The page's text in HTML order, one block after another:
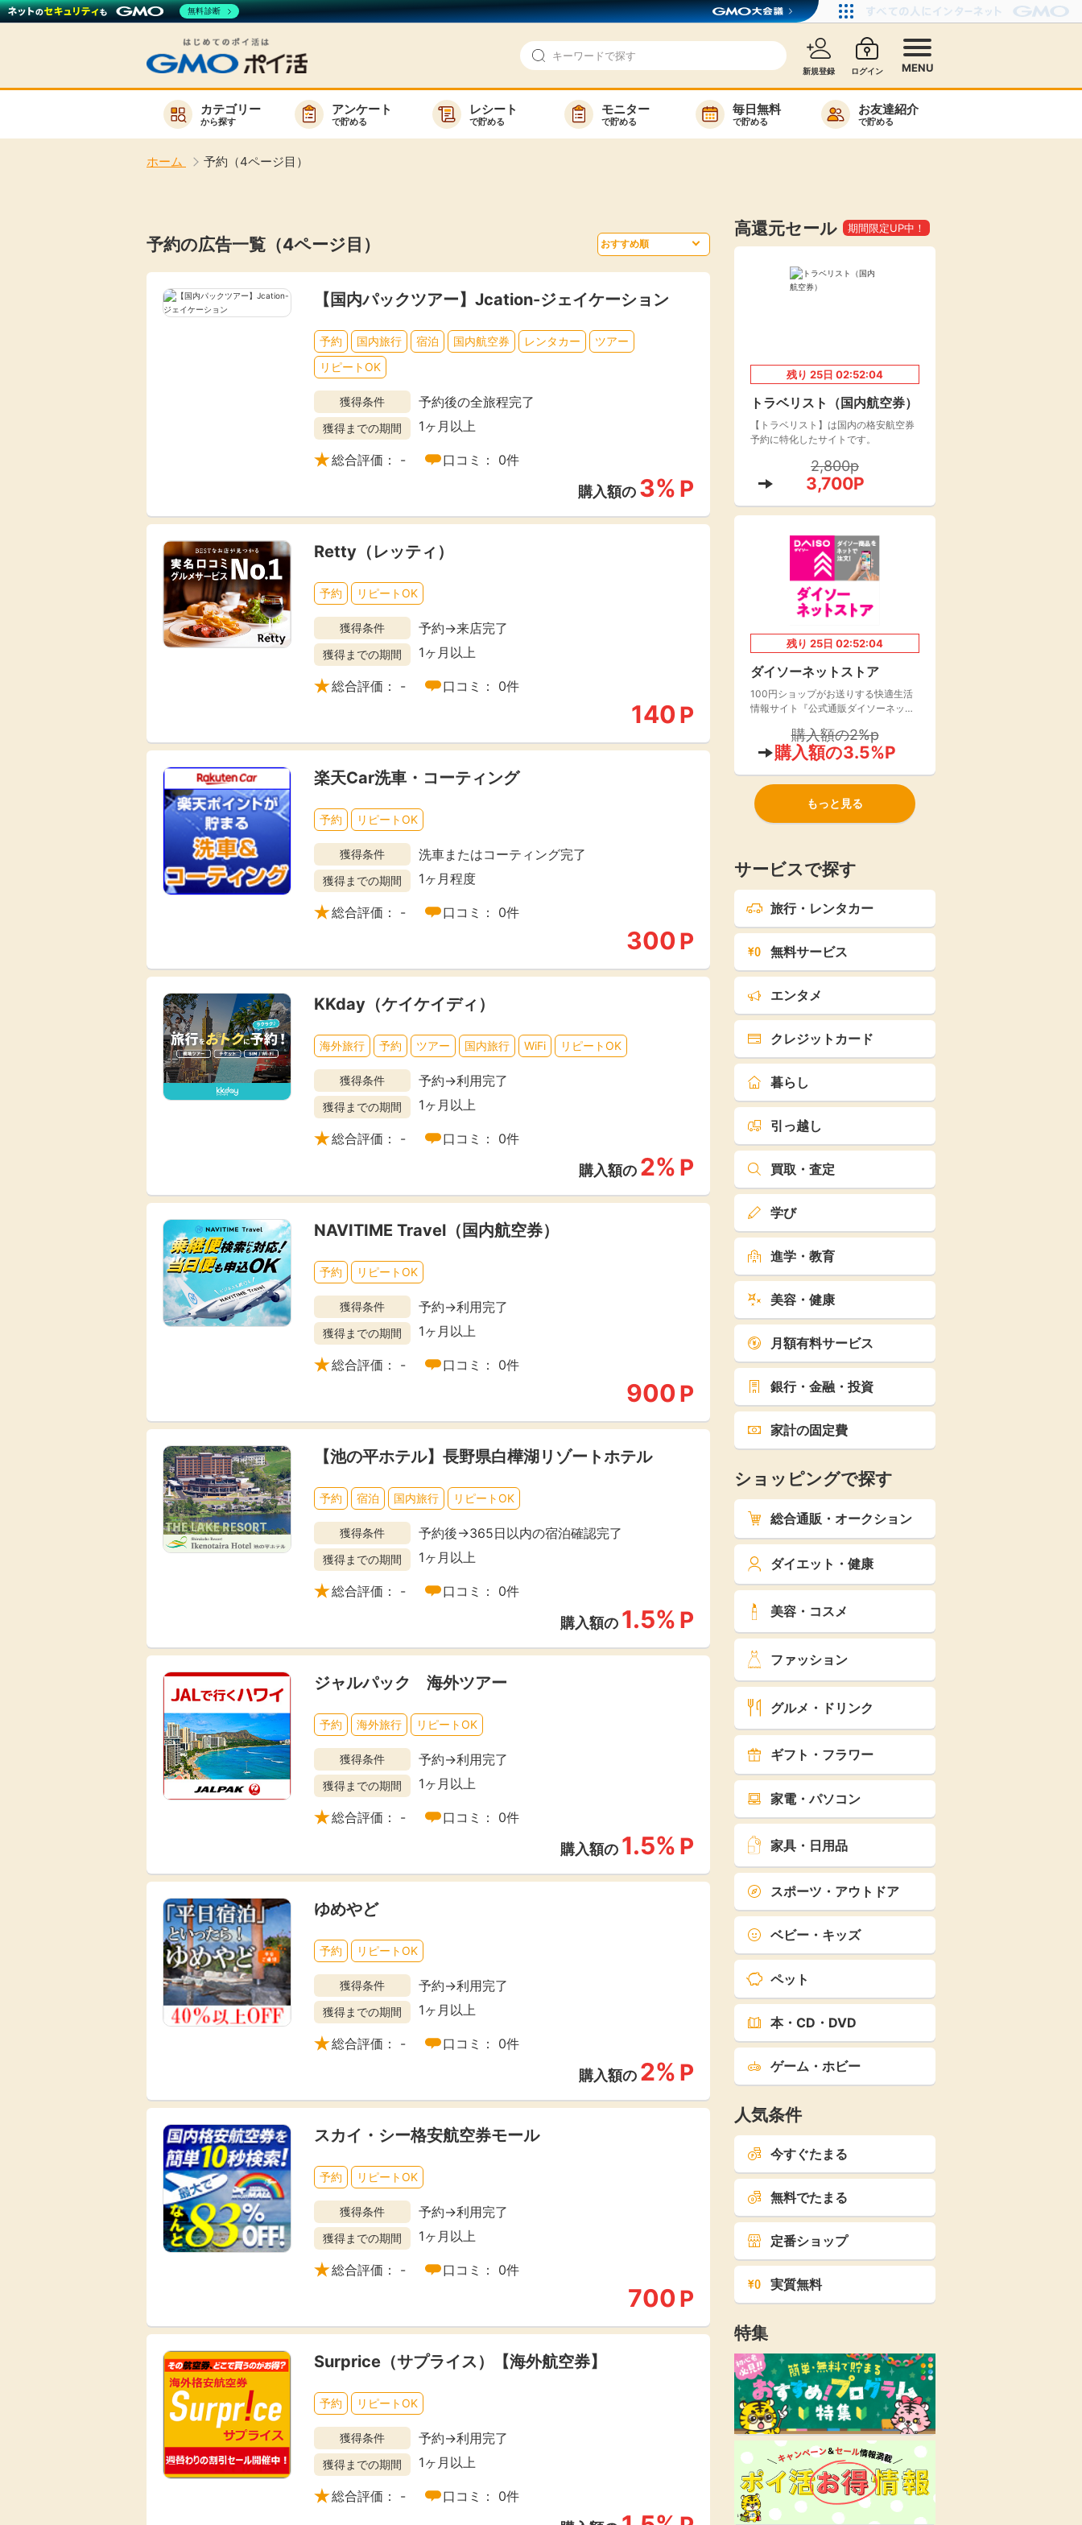
新規登録 ログイン MENU
お知らせ
新着
無料 買い物
モニター
GMOポイ活の使い方 ヘルプセンター
カテゴリー
から探す
アンケート
で貯める
レシート
で貯める
モニター
で貯める
毎日無料
で貯める
お友達紹介
で貯める
ホーム 予約（4ページ目）
楽天証券
340P
楽天ビューティ
購入額の0.7%P 購入額の1%P
楽天toto【無料利
楽天レシピ
100P
その他の楽天サービス
カテゴリーから検索
新着
アンケート レシ活
ポイ活
お得情報
（貯まる・使えるお店）
キャンペーン
情報
予約の広告一覧（4ページ目）
【国内パックツアー】Jcation-ジェイケーション
予約 国内旅行 宿泊 国内航空券 レンタカー
ツアー
リピートOK
獲得条件 予約後の全旅程完了
獲得までの期間 1ヶ月以上
総合評価： - 口コミ： 0件
購入額の 3% P
Retty（レッティ）
予約 リピートOK
獲得条件 予約→来店完了
獲得までの期間 1ヶ月以上
総合評価： - 口コミ： 0件
140 P
楽天Car洗車・コーティング
予約 リピートOK
獲得条件 洗車またはコーティング完了
獲得までの期間 1ヶ月程度
総合評価： - 口コミ： 0件
300 P
KKday（ケイケイディ）
海外旅行 予約 ツアー 国内旅行 WiFi リピートOK
獲得条件 予約→利用完了
獲得までの期間 1ヶ月以上
総合評価： - 口コミ： 0件
購入額の 2% P
NAVITIME Travel（国内航空券）
予約 リピートOK
獲得条件 予約→利用完了
獲得までの期間 1ヶ月以上
総合評価： - 口コミ： 0件
900 P
【池の平ホテル】長野県白樺湖リゾートホテル
予約 宿泊 国内旅行 リピートOK
獲得条件 予約後→365日以内の宿泊確認完了
獲得までの期間 1ヶ月以上
総合評価： - 口コミ： 0件
購入額の 1.5% P
ジャルパック 海外ツアー
予約 海外旅行 リピートOK
獲得条件 予約→利用完了
獲得までの期間 1ヶ月以上
総合評価： - 口コミ： 0件
購入額の 1.5% P
ゆめやど
予約 リピートOK
獲得条件 予約→利用完了
獲得までの期間 1ヶ月以上
総合評価： - 口コミ： 0件
購入額の 2% P
スカイ・シー格安航空券モール
予約 リピートOK
獲得条件 予約→利用完了
獲得までの期間 1ヶ月以上
総合評価： - 口コミ： 0件
700 P
Surprice（サプライス）【海外航空券】
予約 リピートOK
獲得条件 予約→利用完了
獲得までの期間 1ヶ月以上
総合評価： - 口コミ： 0件
高還元セール 期間限定UP中！
残り 25日 02:52:03
トラベリスト（国内航空券）
【トラベリスト】は国内の格安航空券
予約に特化したサイトです。
2,800p
3,700P
残り 25日 02:52:03
ダイソーネットストア
100円ショップがお送りする快適生活
情報サイト『公式通販ダイソーネット
購入額の2%p
購入額の3.5%P
もっと見る
サービスで探す
旅行・レンタカー
無料サービス
エンタメ
クレジットカード
暮らし
引っ越し
買取・査定
学び
進学・教育
美容・健康
月額有料サービス
銀行・金融・投資
家計の固定費
ショッピングで探す
総合通販・オークション
ダイエット・健康
美容・コスメ
ファッション
グルメ・ドリンク
ギフト・フラワー
家電・パソコン
家具・日用品
スポーツ・アウトドア
ベビー・キッズ
ペット
本・CD・DVD
ゲーム・ホビー
人気条件
今すぐたまる
無料でたまる
定番ショップ
実質無料
特集
無料診断